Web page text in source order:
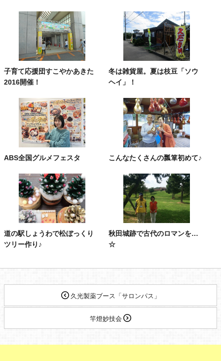
子育て応援団すこやかあきた
2016開催！
冬は雑貨屋。夏は枝豆「ソウ
ヘイ」！
ABS全国グルメフェスタ こんなたくさんの瓢箪初めて♪
道の駅しょうわで松ぼっくり
ツリー作り♪
秋田城跡で古代のロマンを…
☆
久光製薬ブース「サロンパス」
竿燈妙技会